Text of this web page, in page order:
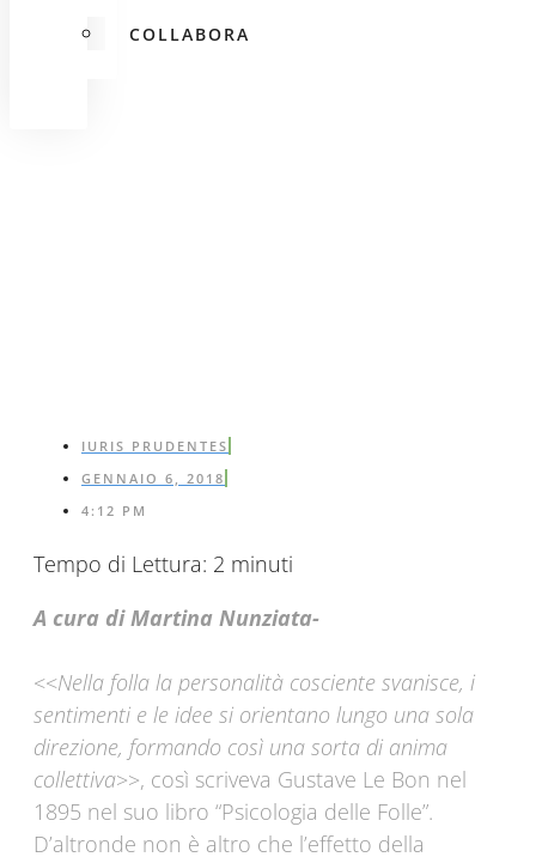
COLLABORA
IURIS PRUDENTES
GENNAIO 6, 2018
4:12 PM
Tempo di Lettura: 2 minuti
A cura di Martina Nunziata-
<<Nella folla la personalità cosciente svanisce, i
sentimenti e le idee si orientano lungo una sola
direzione, formando così una sorta di anima
collettiva>>, così scriveva Gustave Le Bon nel
1895 nel suo libro “Psicologia delle Folle”.
D’altronde non è altro che l’effetto della